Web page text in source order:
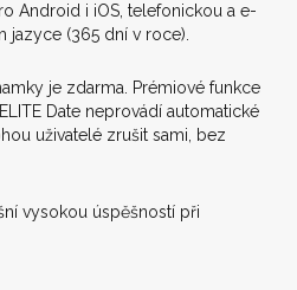
Android i iOS, telefonickou a e-
jazyce (365 dní v roce).
je zdarma. Prémiové funkce
Date neprovádí automatické
uživatelé zrušit sami, bez
vysokou úspěšností při